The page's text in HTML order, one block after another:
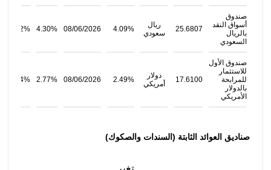
صندوق
أسواق النقد
بالريال
السعودي
25.6807
ريال
سعودي
4.09%
08/06/2026
4.30%
4.82%
صندوق الأول
للاستثمار
للمرابحة
بالدولار
الأمريكي
17.6100
دولار
أمريكي
2.49%
08/06/2026
2.77%
3.74%
صناديق العوائد الثابتة (السندات والصكوك)